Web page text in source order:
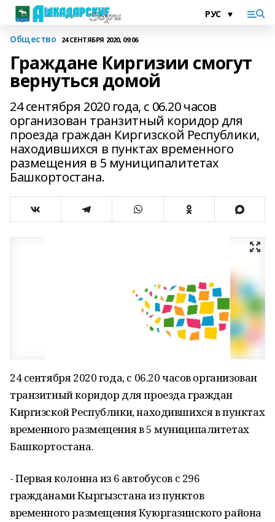
Общество 24 СЕНТЯБРЯ 2020, 09:06
Граждане Киргизии смогут
вернуться домой
24 сентября 2020 года, с 06.20 часов
организован транзитный коридор для
проезда граждан Киргизской Республики,
находившихся в пунктах временного
размещения в 5 муниципалитетах
Башкортостана.
24 сентября 2020 года, с 06.20 часов организован
транзитный коридор для проезда граждан
Киргизской Республики, находившихся в пунктах
временного размещения в 5 муниципалитетах
Башкортостана.
- Первая колонна из 6 автобусов с 296
гражданами Кыргызстана из пунктов
временного размещения Куюргазинского района